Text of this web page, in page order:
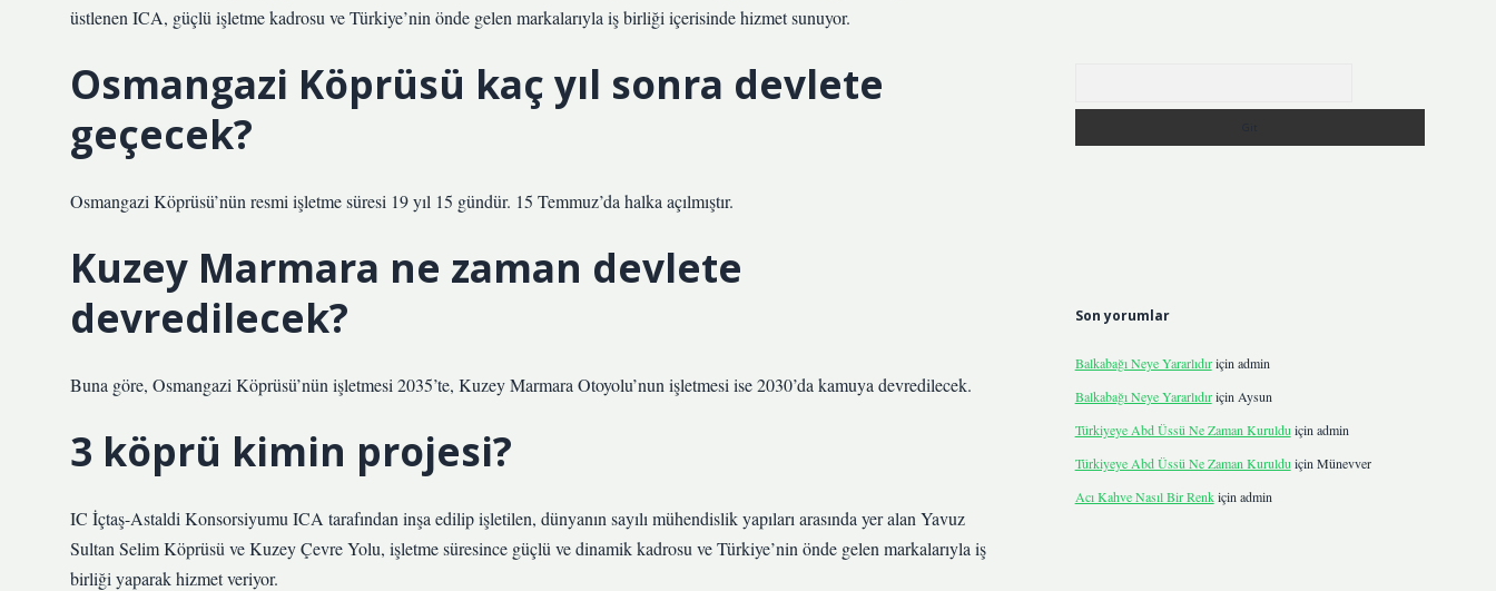
üstlenen ICA, güçlü işletme kadrosu ve Türkiye’nin önde gelen markalarıyla iş birliği içerisinde hizmet sunuyor.
Osmangazi Köprüsü kaç yıl sonra devlete
geçecek?
Osmangazi Köprüsü’nün resmi işletme süresi 19 yıl 15 gündür. 15 Temmuz’da halka açılmıştır.
Kuzey Marmara ne zaman devlete
devredilecek?
Buna göre, Osmangazi Köprüsü’nün işletmesi 2035’te, Kuzey Marmara Otoyolu’nun işletmesi ise 2030’da kamuya devredilecek.
3 köprü kimin projesi?
IC İçtaş-Astaldi Konsorsiyumu ICA tarafından inşa edilip işletilen, dünyanın sayılı mühendislik yapıları arasında yer alan Yavuz
Sultan Selim Köprüsü ve Kuzey Çevre Yolu, işletme süresince güçlü ve dinamik kadrosu ve Türkiye’nin önde gelen markalarıyla iş
birliği yaparak hizmet veriyor.
Son yorumlar
Balkabağı Neye Yararlıdıriçin admin
Balkabağı Neye Yararlıdıriçin Aysun
Türkiyeye Abd Üssü Ne Zaman Kuruldu için admin
Türkiyeye Abd Üssü Ne Zaman Kuruldu için Münevver
Acı Kahve Nasıl Bir Renkiçin admin